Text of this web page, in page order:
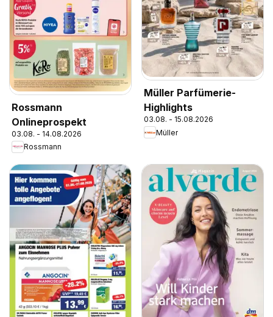
Rossmann
Onlineprospekt
03.08. - 14.08.2026
Rossmann
Müller Parfümerie-
Highlights
03.08. - 15.08.2026
Müller